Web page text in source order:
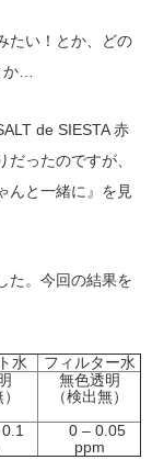
たい！とか、どの
…
de SIESTA 赤
ったのですが、
んと一緒に』を見
た。今回の結果を
水
フィルター水
無色透明
（検出無）
0 – 0.05
ppm